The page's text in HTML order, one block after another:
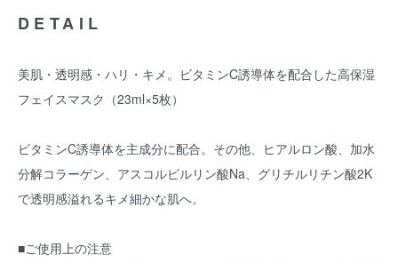
DETAIL
美肌・透明感・ハリ・キメ。ビタミンC誘導体を配合した高保湿
フェイスマスク（23ml×5枚）
ビタミンC誘導体を主成分に配合。その他、ヒアルロン酸、加水
分解コラーゲン、アスコルビルリン酸Na、グリチルリチン酸2K
で透明感溢れるキメ細かな肌へ。
■ご使用上の注意